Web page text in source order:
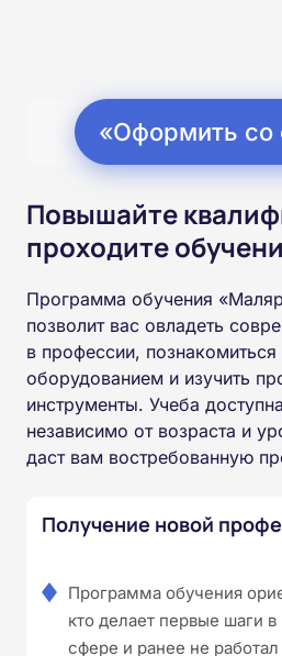
«Оформить со
Повышайте
проходите
Программа обучения
позволит вас овладеть
в профессии,
оборудованием и изучить
инструменты. Учеба
независимо от возраста и
даст вам востребованную
Получение новой
Программа обучения
кто делает первые шаги
сфере и ранее не